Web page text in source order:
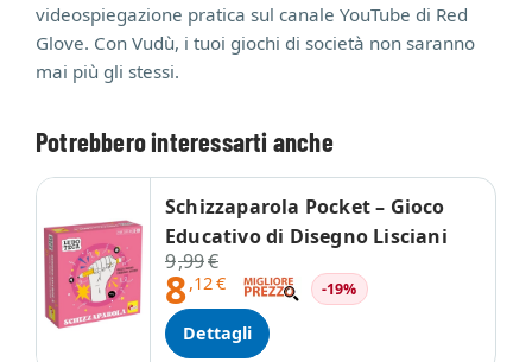
videospiegazione pratica sul canale YouTube di Red
Glove. Con Vudù, i tuoi giochi di società non saranno
mai più gli stessi.
Potrebbero interessarti anche
Schizzaparola Pocket – Gioco
Educativo di Disegno Lisciani
9,99€
8,12€ -19%
Dettagli